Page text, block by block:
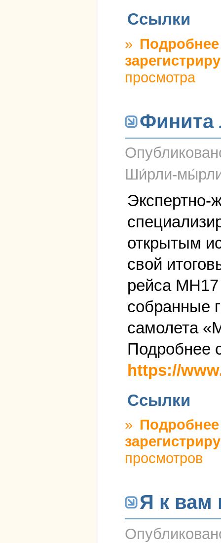
Ссылки
» Подробнее
просмотра
Финита
Ши́рли-
Экспертно-
открытым
свой
рейса
собранные
самолета
Подробнее
https://
Ссылки
» Подробнее
просмотров
Я к вам